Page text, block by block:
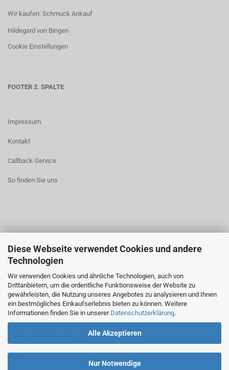
Diese Webseite verwendet Cookies und andere
Technologien
Wir verwenden Cookies und ähnliche Technologien, auch von
Drittanbietern, um die ordentliche Funktionsweise der Website zu
gewährleisten, die Nutzung unseres Angebotes zu analysieren und Ihnen
ein bestmögliches Einkaufserlebnis bieten zu können. Weitere
Informationen finden Sie in unserer Datenschutzerklärung.
Alle Akzeptieren
Nur Notwendige
Wir kaufen: Schmuck Ankauf
Hildegard von Bingen
Cookie Einstellungen
FOOTER 2. SPALTE
Impressum
Kontakt
Callback-Service
So finden Sie uns
Zahlungsarten
Widerrufsrecht
AGB